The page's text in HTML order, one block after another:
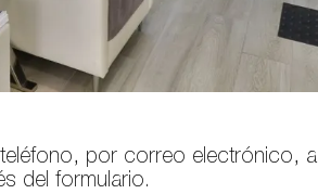
por correo electrónico, a
del formulario.